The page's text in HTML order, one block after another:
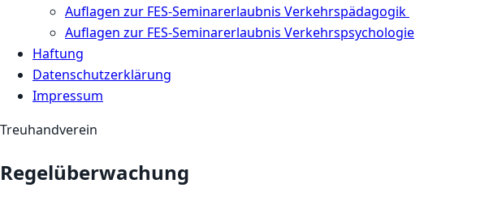
Auflagen zur FES-Seminarerlaubnis Verkehrspädagogik
Auflagen zur FES-Seminarerlaubnis Verkehrspsychologie
Haftung
Datenschutzerklärung
Impressum
Treuhandverein
Regelüberwachung